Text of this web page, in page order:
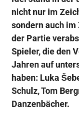
nicht nur im
sondern auch im
der Partie
Spieler, die den
Jahren auf
haben: Luka
Schulz, Tom
Danzenbächer.